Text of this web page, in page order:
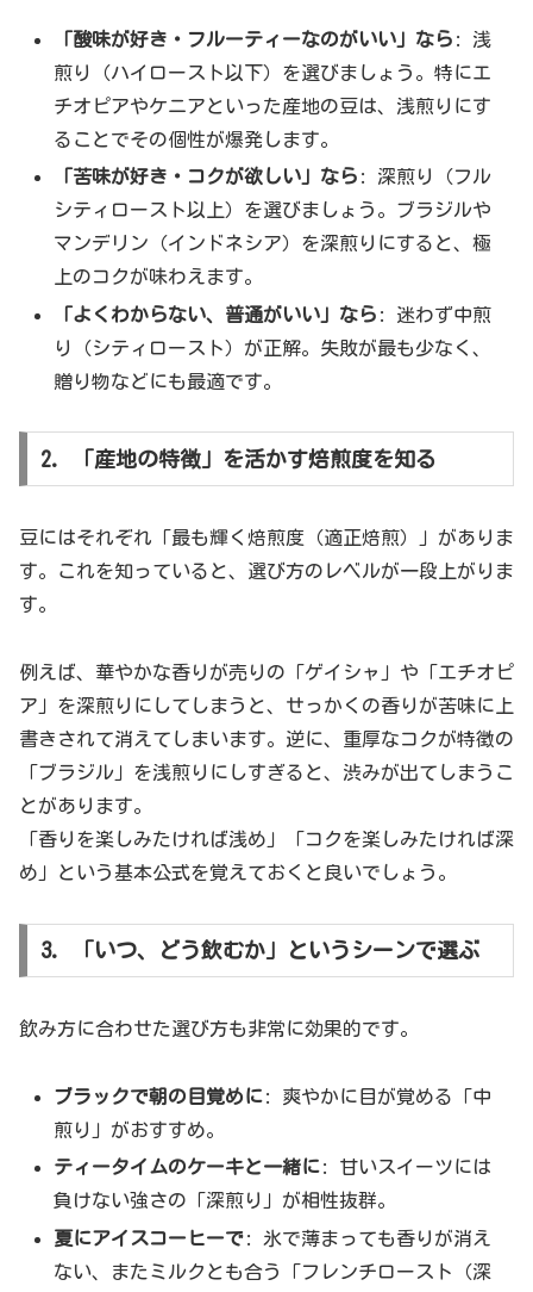
「酸味が好き・フルーティーなのがいい」なら : 浅
煎り（ハイロースト以下）を選びましょう。特にエ
チオピアやケニアといった産地の豆は、浅煎りにす
ることでその個性が爆発します。
「苦味が好き・コクが欲しい」なら : 深煎り（フル
シティロースト以上）を選びましょう。ブラジルや
マンデリン（インドネシア）を深煎りにすると、極
上のコクが味わえます。
「よくわからない、普通がいい」なら : 迷わず中煎
り（シティロースト）が正解。失敗が最も少なく、
贈り物などにも最適です。
2. 「産地の特徴」を活かす焙煎度を知る
豆にはそれぞれ「最も輝く焙煎度（適正焙煎）」がありま
す。これを知っていると、選び方のレベルが一段上がりま
す。
例えば、華やかな香りが売りの「ゲイシャ」や「エチオピ
ア」を深煎りにしてしまうと、せっかくの香りが苦味に上
書きされて消えてしまいます。逆に、重厚なコクが特徴の
「ブラジル」を浅煎りにしすぎると、渋みが出てしまうこ
とがあります。
「香りを楽しみたければ浅め」「コクを楽しみたければ深
め」という基本公式を覚えておくと良いでしょう。
3. 「いつ、どう飲むか」というシーンで選ぶ
飲み方に合わせた選び方も非常に効果的です。
ブラックで朝の目覚めに: 爽やかに目が覚める「中
煎り」がおすすめ。
ティータイムのケーキと一緒に: 甘いスイーツには
負けない強さの「深煎り」が相性抜群。
夏にアイスコーヒーで: 氷で薄まっても香りが消え
ない、またミルクとも合う「フレンチロースト（深